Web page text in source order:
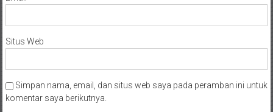
Situs Web
Simpan nama, email, dan situs web saya pada peramban ini untuk
komentar saya berikutnya.